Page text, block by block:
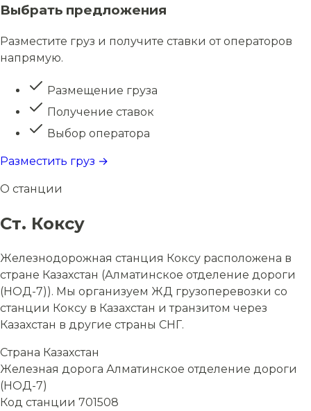
Выбрать предложения
Разместите груз и получите ставки от операторов
напрямую.
Размещение груза
Получение ставок
Выбор оператора
Разместить груз →
О станции
Ст. Коксу
Железнодорожная станция Коксу расположена в
стране Казахстан (Алматинское отделение дороги
(НОД-7)). Мы организуем ЖД грузоперевозки со
станции Коксу в Казахстан и транзитом через
Казахстан в другие страны СНГ.
Страна Казахстан
Железная дорога Алматинское отделение дороги
(НОД-7)
Код станции 701508